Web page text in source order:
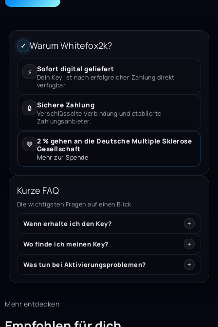
✓ Warum Whitefox2k?
⚡ Sofort digital geliefert
Dein Key ist nach erfolgreicher Zahlung direkt
verfügbar.
🔒 Sichere Zahlung
Verschlüsselte Verbindung und etablierte
Zahlungsanbieter.
💙 2 % gehen an die Deutsche Multiple Sklerose
Gesellschaft
Mehr zur Spende
Kurze FAQ
Die wichtigsten Fragen auf einen Blick.
Wann erhalte ich den Key?
Wo finde ich meinen Key?
Was tun bei Aktivierungsproblemen?
Mehr entdecken